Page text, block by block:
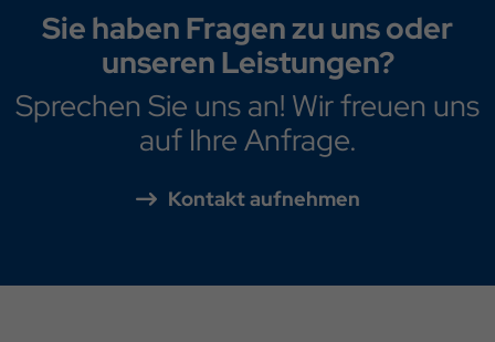
Sie haben Fragen zu uns oder
unseren Leistungen?
Sprechen Sie uns an! Wir freuen uns
auf Ihre Anfrage.
Kontakt aufnehmen